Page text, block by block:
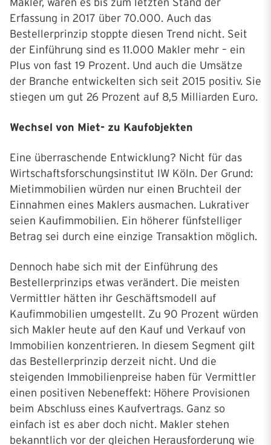
Makler, waren es bis zum letzten Stand der
Erfassung in 2017 über 70.000. Auch das
Bestellerprinzip stoppte diesen Trend nicht. Seit
der Einführung sind es 11.000 Makler mehr – ein
Plus von fast 19 Prozent. Und auch die Umsätze
der Branche entwickelten sich seit 2015 positiv. Sie
stiegen um gut 26 Prozent auf 8,5 Milliarden Euro.
Wechsel von Miet- zu Kaufobjekten
Eine überraschende Entwicklung? Nicht für das
Wirtschaftsforschungsinstitut IW Köln. Der Grund:
Mietimmobilien würden nur einen Bruchteil der
Einnahmen eines Maklers ausmachen. Lukrativer
seien Kaufimmobilien. Ein höherer fünfstelliger
Betrag sei durch eine einzige Transaktion möglich.
Dennoch habe sich mit der Einführung des
Bestellerprinzips etwas verändert. Die meisten
Vermittler hätten ihr Geschäftsmodell auf
Kaufimmobilien umgestellt. Zu 90 Prozent würden
sich Makler heute auf den Kauf und Verkauf von
Immobilien konzentrieren. In diesem Segment gilt
das Bestellerprinzip derzeit nicht. Und die
steigenden Immobilienpreise haben für Vermittler
einen positiven Nebeneffekt: Höhere Provisionen
beim Abschluss eines Kaufvertrags. Ganz so
einfach ist es aber doch nicht. Makler stehen
bekanntlich vor der gleichen Herausforderung wie